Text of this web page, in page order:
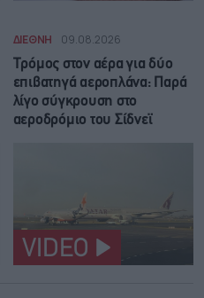
ΔΙΕΘΝΗ 09.08.2026
Τρόμος στον αέρα για δύο
επιβατηγά αεροπλάνα: Παρά
λίγο σύγκρουση στο
αεροδρόμιο του Σίδνεϊ
VIDEO